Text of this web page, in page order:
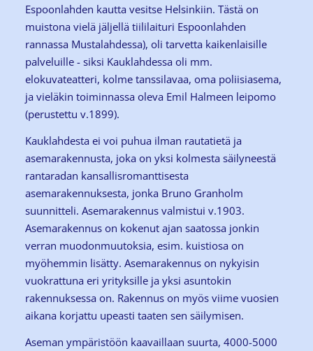
Espoonlahden kautta vesitse Helsinkiin. Tästä on
muistona vielä jäljellä tiililaituri Espoonlahden
rannassa Mustalahdessa), oli tarvetta kaikenlaisille
palveluille - siksi Kauklahdessa oli mm.
elokuvateatteri, kolme tanssilavaa, oma poliisiasema,
ja vieläkin toiminnassa oleva Emil Halmeen leipomo
(perustettu v.1899).
Kauklahdesta ei voi puhua ilman rautatietä ja
asemarakennusta, joka on yksi kolmesta säilyneestä
rantaradan kansallisromanttisesta
asemarakennuksesta, jonka Bruno Granholm
suunnitteli. Asemarakennus valmistui v.1903.
Asemarakennus on kokenut ajan saatossa jonkin
verran muodonmuutoksia, esim. kuistiosa on
myöhemmin lisätty. Asemarakennus on nykyisin
vuokrattuna eri yrityksille ja yksi asuntokin
rakennuksessa on. Rakennus on myös viime vuosien
aikana korjattu upeasti taaten sen säilymisen.
Aseman ympäristöön kaavaillaan suurta, 4000-5000